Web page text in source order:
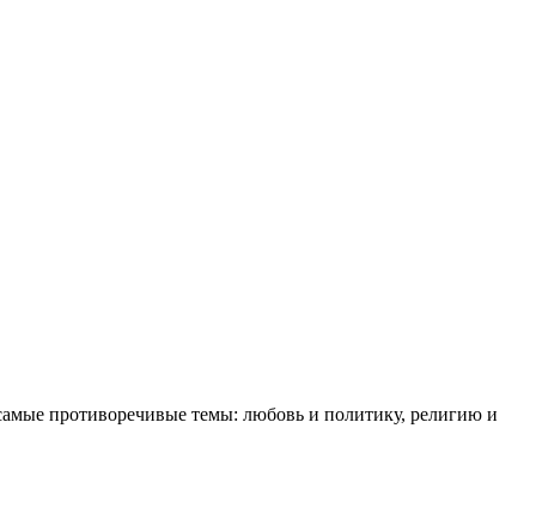
противоречивые темы: любовь и политику, религию и